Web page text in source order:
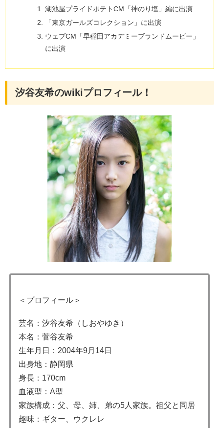
湖池屋プライドポテトCM「神のり塩」編に出演
「東京ガールズコレクション」に出演
ウェブCM「早稲田アカデミーブランドムービー」
に出演
汐谷友希のwikiプロフィール！
＜プロフィール＞
芸名：汐谷友希（しおやゆき）
本名：菅谷友希
生年月日：2004年9月14日
出身地：静岡県
身長：170cm
血液型：A型
家族構成：父、母、姉、弟の5人家族。祖父と同居
趣味：ギター、ウクレレ